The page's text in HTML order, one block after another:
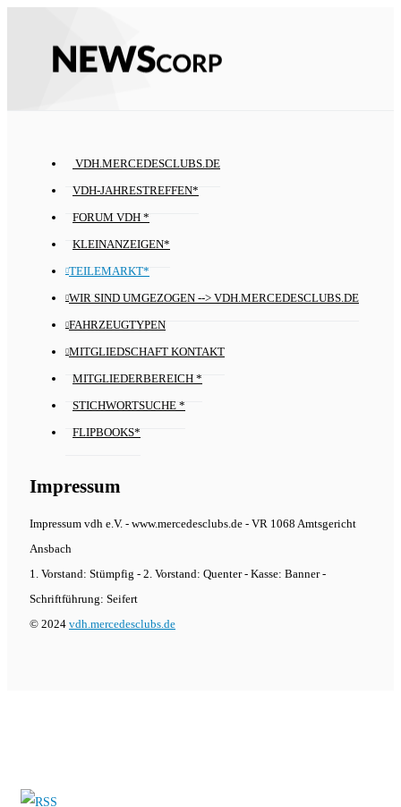
VDH.MERCEDESCLUBS.DE
VDH-JAHRESTREFFEN*
FORUM VDH *
KLEINANZEIGEN*
TEILEMARKT*
WIR SIND UMGEZOGEN --> VDH.MERCEDESCLUBS.DE
FAHRZEUGTYPEN
MITGLIEDSCHAFT KONTAKT
MITGLIEDERBEREICH *
STICHWORTSUCHE *
FLIPBOOKS*
Impressum
Impressum vdh e.V. - www.mercedesclubs.de - VR 1068 Amtsgericht
Ansbach
1. Vorstand: Stümpfig - 2. Vorstand: Quenter - Kasse: Banner -
Schriftführung: Seifert
© 2024 vdh.mercedesclubs.de